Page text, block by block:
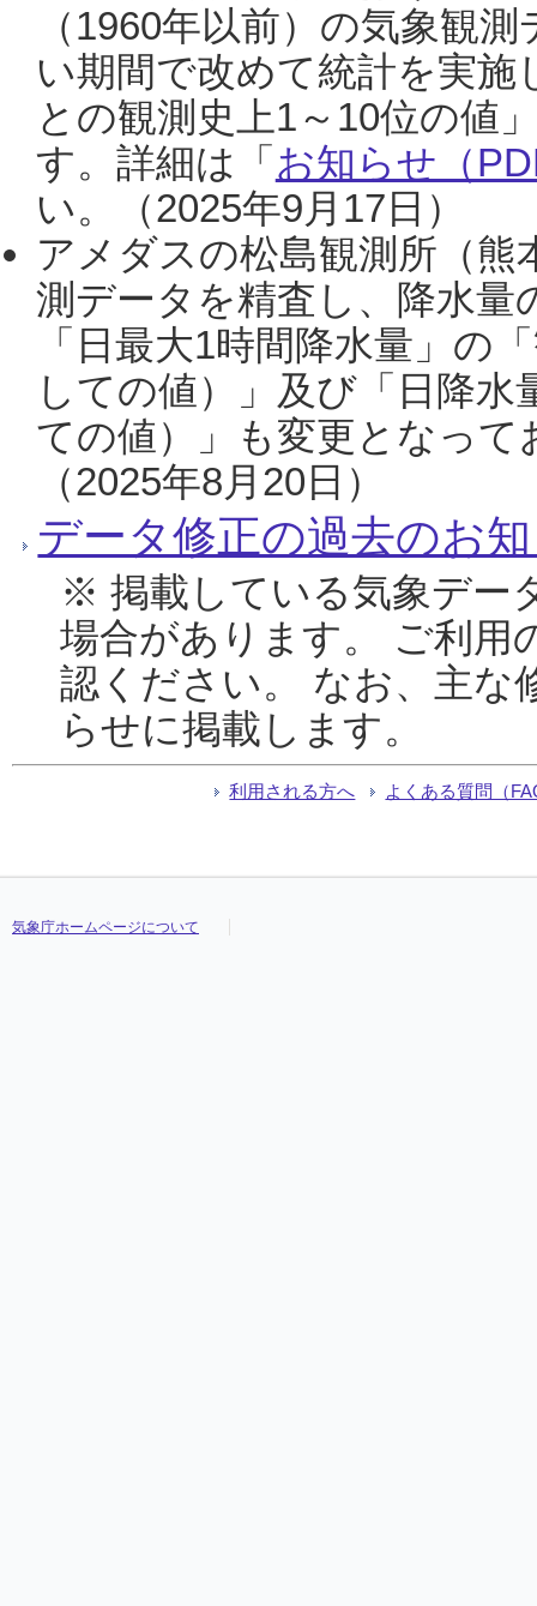
（1960年以前）の気象観
い期間で改めて統計を実
との観測史上1～10位の値
す。詳細は「 お知らせ（
い。（2025年9月17日）
アメダスの松島観測所（熊
測データを精査し、降水
「日最大1時間降水量」の
しての値）」及び「日降
ての値）」も変更となっ
（2025年8月20日）
データ修正の過去のお
※ 掲載している気象デー
場合があります。 ご利用
認ください。 なお、主な
らせに掲載します。
利用される方へ よくある質問（
気象庁ホームページについて